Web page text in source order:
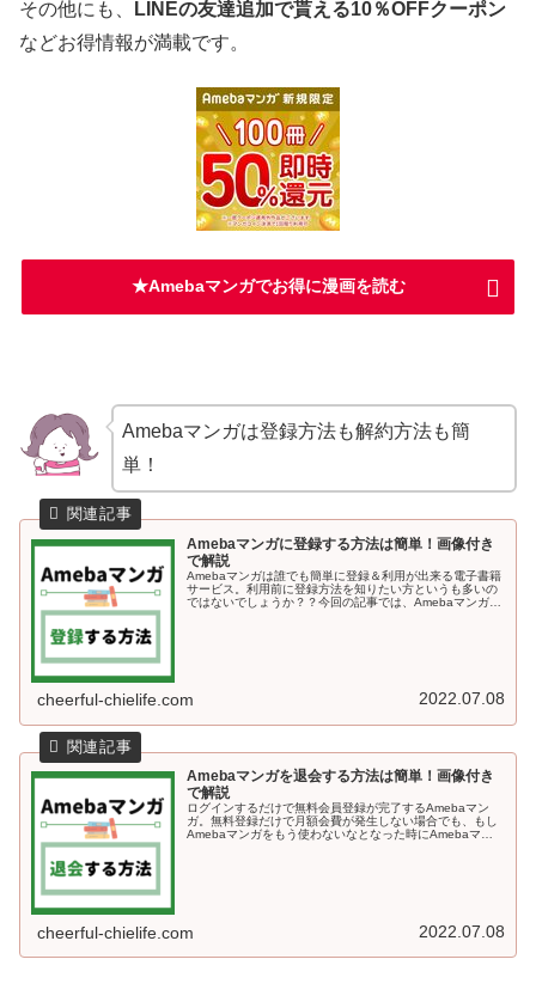
その他にも、
LINEの友達追加で貰える10％OFFクーポン
などお得情報が満載です。
★Amebaマンガでお得に漫画を読む
Amebaマンガは登録方法も解約方法も簡
単！
Amebaマンガに登録する方法は簡単！画像付き
で解説
Amebaマンガは誰でも簡単に登録＆利用が出来る電子書籍
サービス。利用前に登録方法を知りたい方というも多いの
ではないでしょうか？？今回の記事では、Amebaマンガに
cheerful-chielife.com 2022.07.08
Amebaマンガを退会する方法は簡単！画像付き
で解説
ログインするだけで無料会員登録が完了するAmebaマン
ガ。無料登録だけで月額会費が発生しない場合でも、もし
Amebaマンガをもう使わないなとなった時にAmebaマン
cheerful-chielife.com 2022.07.08